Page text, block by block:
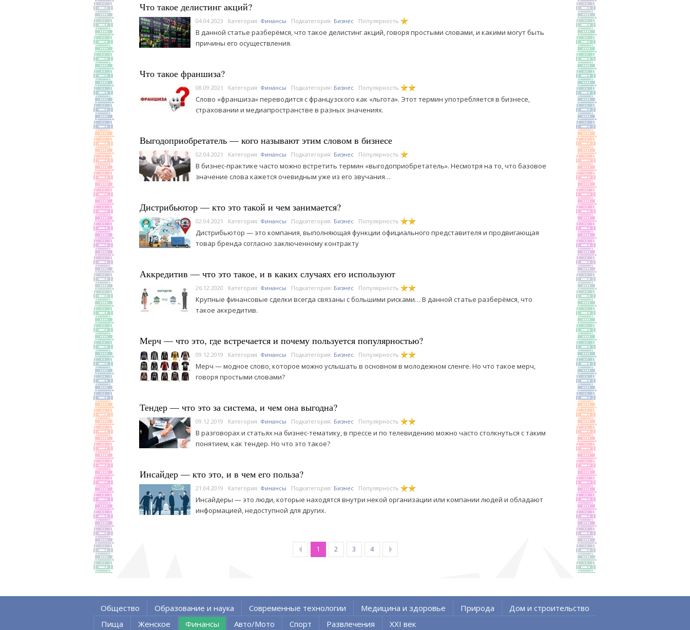
Что такое делистинг акций?
04.04.2023 Категория: Финансы Подкатегория: Бизнес Популярность
В данной статье разберёмся, что такое делистинг акций, говоря простыми словами, и какими могут быть
причины его осуществления.
Что такое франшиза?
08.09.2021 Категория: Финансы Подкатегория: Бизнес Популярность
Слово «франшиза» переводится с французского как «льгота». Этот термин употребляется в бизнесе,
страховании и медиапространстве в разных значениях.
Выгодоприобретатель — кого называют этим словом в бизнесе
02.04.2021 Категория: Финансы Подкатегория: Бизнес Популярность
В бизнес-практике часто можно встретить термин «выгодоприобретатель». Несмотря на то, что базовое
значение слова кажется очевидным уже из его звучания…
Дистрибьютор — кто это такой и чем занимается?
02.04.2021 Категория: Финансы Подкатегория: Бизнес Популярность
Дистрибьютор — это компания, выполняющая функции официального представителя и продвигающая
товар бренда согласно заключенному контракту
Аккредитив — что это такое, и в каких случаях его используют
26.12.2020 Категория: Финансы Подкатегория: Бизнес Популярность
Крупные финансовые сделки всегда связаны с большими рисками… В данной статье разберёмся, что
такое аккредитив.
Мерч — что это, где встречается и почему пользуется популярностью?
09.12.2019 Категория: Финансы Подкатегория: Бизнес Популярность
Мерч — модное слово, которое можно услышать в основном в молодежном сленге. Но что такое мерч,
говоря простыми словами?
Тендер — что это за система, и чем она выгодна?
09.12.2019 Категория: Финансы Подкатегория: Бизнес Популярность
В разговорах и статьях на бизнес-тематику, в прессе и по телевидению можно часто столкнуться с таким
понятием, как тендер. Но что это такое?
Инсайдер — кто это, и в чем его польза?
21.04.2019 Категория: Финансы Подкатегория: Бизнес Популярность
Инсайдеры — это люди, которые находятся внутри некой организации или компании людей и обладают
информацией, недоступной для других.
1 2 3 4
Общество Образование и наука Современные технологии Медицина и здоровье Природа
Дом и строительство
Пища
Женское Финансы Авто/Мото Спорт Развлечения XXI век